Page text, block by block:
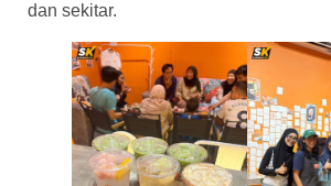
dan sekitar.